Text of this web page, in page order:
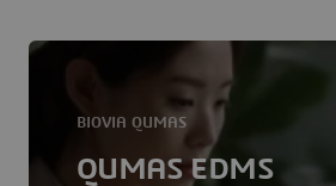
BIOVIA QUMAS
QUMAS EDMS